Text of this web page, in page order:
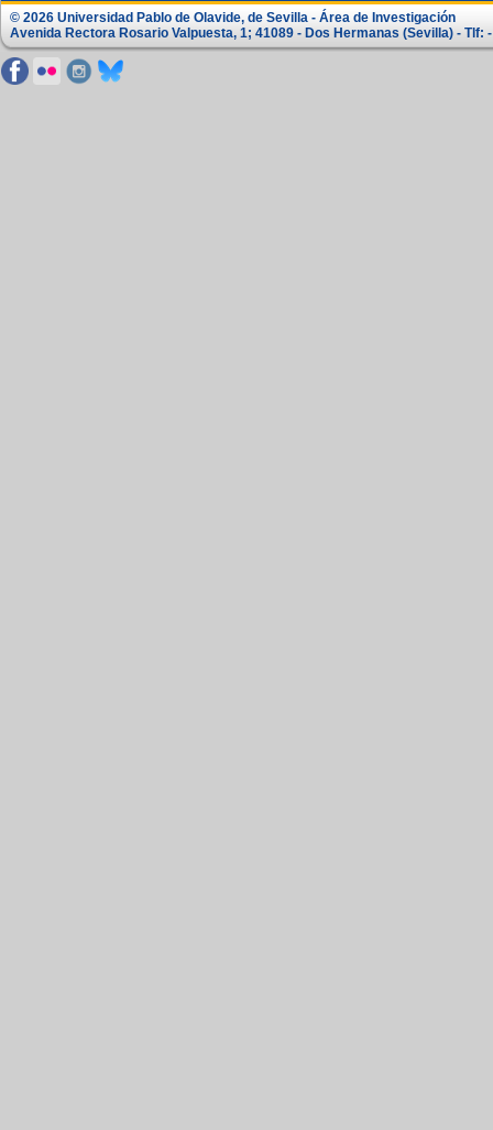
© 2026 Universidad Pablo de Olavide, de Sevilla - Área de Investigación
Avenida Rectora Rosario Valpuesta, 1; 41089 - Dos Hermanas (Sevilla) - Tlf: -